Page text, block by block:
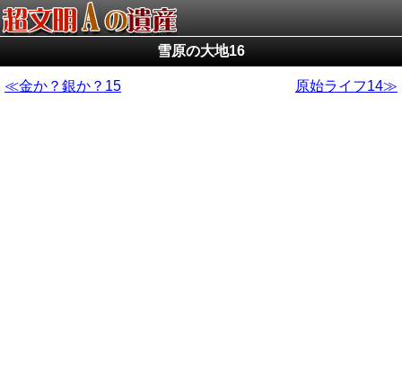
雪原の大地16
金か？銀か？15 原始ライフ14